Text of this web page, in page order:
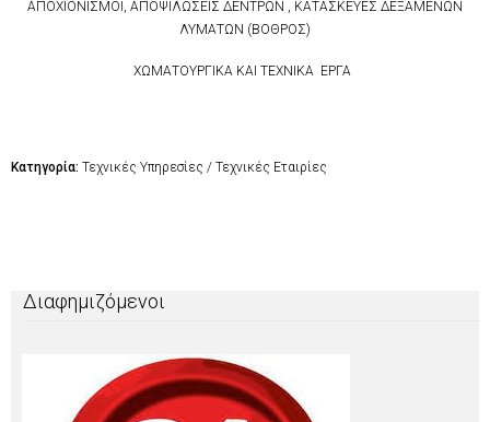
ΑΠΟΧΙΟΝΙΣΜΟΙ, ΑΠΟΨΙΛΩΣΕΙΣ ΔΕΝΤΡΩΝ , ΚΑΤΑΣΚΕΥΕΣ ΔΕΞΑΜΕΝΩΝ
ΛΥΜΑΤΩΝ (ΒΟΘΡΟΣ)
ΧΩΜΑΤΟΥΡΓΙΚΑ ΚΑΙ ΤΕΧΝΙΚΑ ΕΡΓΑ
Κατηγορία: Τεχνικές Υπηρεσίες / Τεχνικές Εταιρίες
Διαφημιζόμενοι